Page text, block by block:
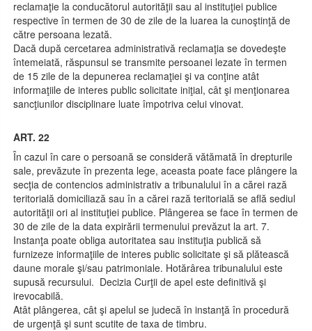
reclamaţie la conducătorul autorităţii sau al instituţiei publice
respective în termen de 30 de zile de la luarea la cunoştinţă de
către persoana lezată.
Dacă după cercetarea administrativă reclamaţia se dovedeşte
întemeiată, răspunsul se transmite persoanei lezate în termen
de 15 zile de la depunerea reclamaţiei şi va conţine atât
informaţiile de interes public solicitate iniţial, cât şi menţionarea
sancţiunilor disciplinare luate împotriva celui vinovat.
ART. 22
În cazul în care o persoană se consideră vătămată în drepturile
sale, prevăzute în prezenta lege, aceasta poate face plângere la
secţia de contencios administrativ a tribunalului în a cărei rază
teritorială domiciliază sau în a cărei rază teritorială se află sediul
autorităţii ori al instituţiei publice. Plângerea se face în termen de
30 de zile de la data expirării termenului prevăzut la art. 7.
Instanţa poate obliga autoritatea sau instituţia publică să
furnizeze informaţiile de interes public solicitate şi să plătească
daune morale şi/sau patrimoniale. Hotărârea tribunalului este
supusă recursului. Decizia Curţii de apel este definitivă şi
irevocabilă.
Atât plângerea, cât şi apelul se judecă în instanţă în procedură
de urgenţă şi sunt scutite de taxa de timbru.